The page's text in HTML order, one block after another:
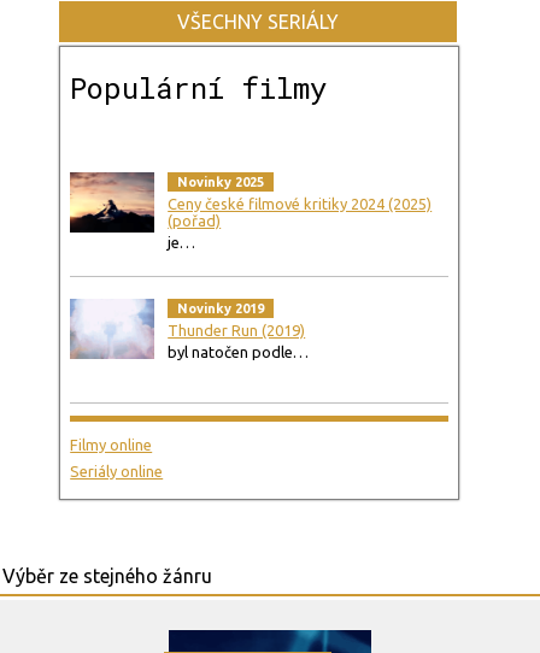
VŠECHNY SERIÁLY
Populární filmy
Novinky 2025
Ceny české filmové kritiky 2024 (2025)
(pořad)
je…
Novinky 2019
Thunder Run (2019)
byl natočen podle…
Filmy online
Seriály online